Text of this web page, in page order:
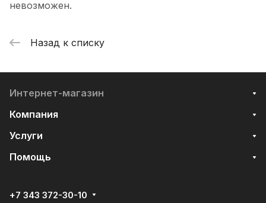
невозможен.
Назад к списку
Интернет-магазин
Компания
Услуги
Помощь
+7 343 372-30-10